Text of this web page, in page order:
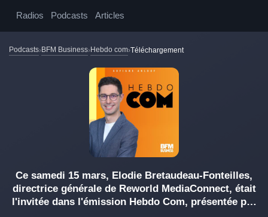
Radios Podcasts Articles
Podcasts BFM Business Hebdo com Téléchargement
Ce samedi 15 mars, Elodie Bretaudeau-Fonteilles,
directrice générale de Reworld MediaConnect, était
l'invitée dans l'émission Hebdo Com, présentée par